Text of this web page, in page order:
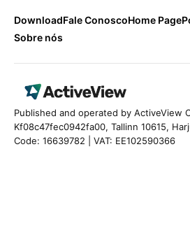
DownloadFale ConoscoHome Page
Sobre nós
Published and operated by ActiveView
Kf08c47fec0942fa00, Tallinn 10615,
Code: 16639782 | VAT: EE102590366